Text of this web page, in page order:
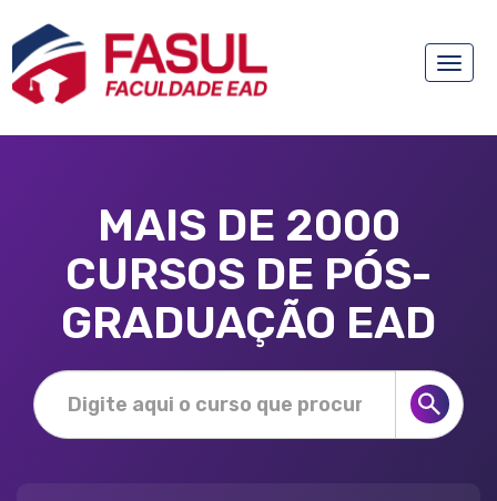
Toggle
MAIS DE 2000
CURSOS DE PÓS-
GRADUAÇÃO EAD